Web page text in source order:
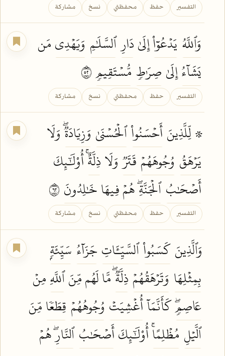
التفسير حفظ محفظتي نسخ مشاركة
وَٱللَّهُ يَدۡعُوٓاْإِلَىٰدَارِ ٱلسَّلَٰمِ وَيَهۡدِيمَن
يَشَآءُإِلَىٰ صِرَٰطٖ مُّسۡتَقِيمٖ
التفسير حفظ محفظتي نسخ مشاركة
۞ لِّلَّذِينَأَحۡسَنُواْٱلۡحُسۡنَىٰ وَزِيَادَةٞۖوَلَا
يَرۡهَقُ وُجُوهَهُمۡ قَتَرٞ وَلَاذِلَّةٌۚأُوْلَٰٓئِكَ
أَصۡحَٰبُٱلۡجَنَّةِۖهُمۡ فِيهَاخَٰلِدُونَ
التفسير حفظ محفظتي نسخ مشاركة
وَٱلَّذِينَكَسَبُواْٱلسَّيِّـَٔاتِجَزَآءُ سَيِّئَةِۭ
بِمِثۡلِهَا وَتَرۡهَقُهُمۡ ذِلَّةٞۖمَّا لَهُم مِّنَٱللَّهِمِنۡ
عَاصِمٖۖكَأَنَّمَآأُغۡشِيَتۡ وُجُوهُهُمۡ قِطَعٗامِّنَ
ٱلَّيۡلِ مُظۡلِمًاۚأُوْلَٰٓئِكَأَصۡحَٰبُ ٱلنَّارِۖهُمۡ